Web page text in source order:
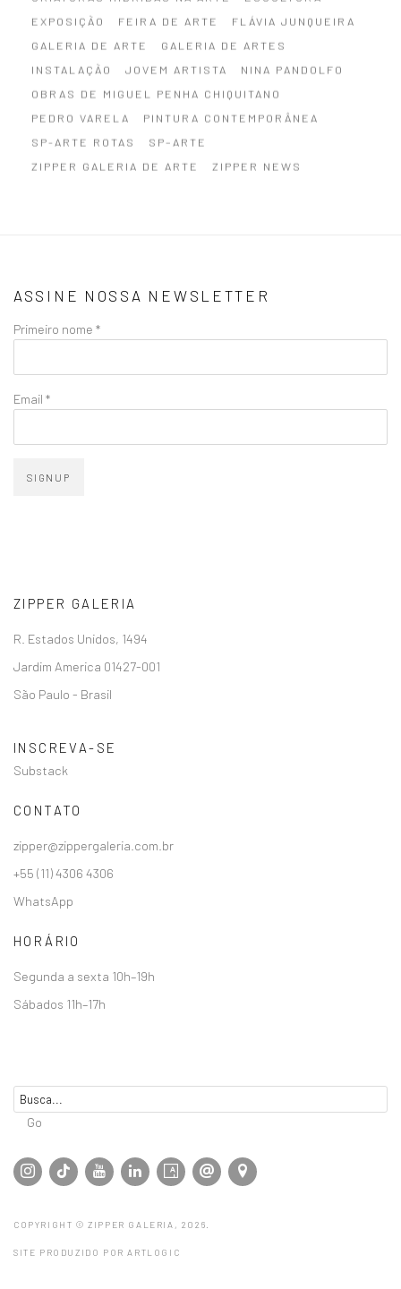
EXPOSIÇÃO
FEIRA DE ARTE
FLÁVIA JUNQUEIRA
GALERIA DE ARTE
GALERIA DE ARTES
INSTALAÇÃO
JOVEM ARTISTA
NINA PANDOLFO
OBRAS DE MIGUEL PENHA CHIQUITANO
PEDRO VARELA
PINTURA CONTEMPORÂNEA
SP-ARTE ROTAS
SP–ARTE
ZIPPER GALERIA DE ARTE
ZIPPER NEWS
ASSINE NOSSA NEWSLETTER
Primeiro nome *
Email *
SIGNUP
ZIPPER GALERIA
R. Estados Unidos, 1494
Jardim America 01427-001
São Paulo - Brasil
INSCREVA-SE
Substack
CONTATO
zipper@zippergaleria.com.br
+55 (11) 4306 4306
WhatsApp
HORÁRIO
Segunda a sexta 10h–19h
Sábados 11h–17h
Go
COPYRIGHT © ZIPPER GALERIA, 2026.
SITE PRODUZIDO POR ARTLOGIC